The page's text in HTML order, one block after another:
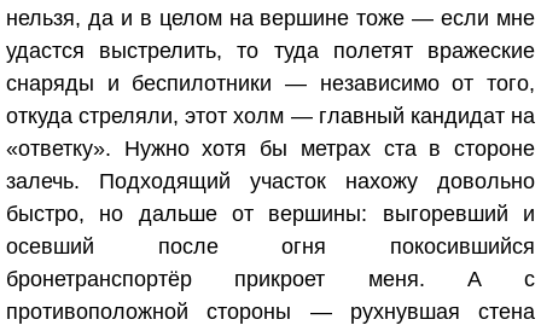
нельзя, да и в целом на вершине тоже — если мне
удастся выстрелить, то туда полетят вражеские
снаряды и беспилотники — независимо от того,
откуда стреляли, этот холм — главный кандидат на
«ответку». Нужно хотя бы метрах ста в стороне
залечь. Подходящий участок нахожу довольно
быстро, но дальше от вершины: выгоревший и
осевший после огня покосившийся
бронетранспортёр прикроет меня. А с
противоположной стороны — рухнувшая стена